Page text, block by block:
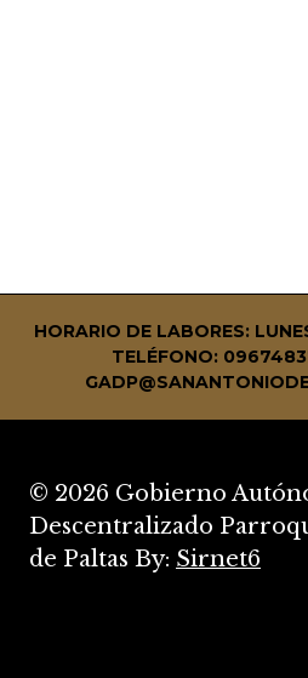
HORARIO DE LABORES:
TELÉFONO:
© 2026 Gobierno
Descentralizado
de Paltas By: Sirnet6